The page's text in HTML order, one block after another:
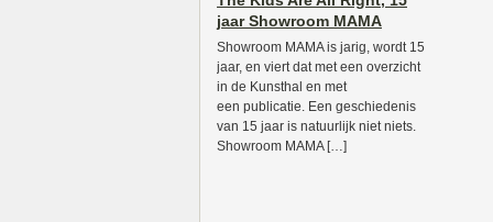
jaar Showroom MAMA
Showroom MAMA is jarig, wordt 15
jaar, en viert dat met een overzicht
in de Kunsthal en met
een publicatie. Een geschiedenis
van 15 jaar is natuurlijk niet niets.
Showroom MAMA […]